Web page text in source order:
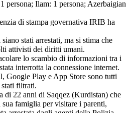
persona; Ilam: 1 persona; Azerbaigian
di stampa governativa IRIB ha
stati arrestati, ma si stima che
attivisti dei diritti umani.
lo scambio di informazioni tra i
interrotta la connessione internet.
Google Play e App Store sono tutti
filtrati.
di 22 anni di Saqqez (Kurdistan) che
sua famiglia per visitare i parenti,